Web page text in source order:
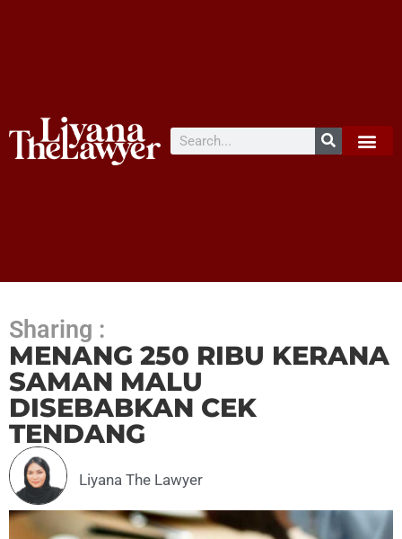
Sharing :
MENANG 250 RIBU KERANA
SAMAN MALU
DISEBABKAN CEK
TENDANG
Liyana The Lawyer